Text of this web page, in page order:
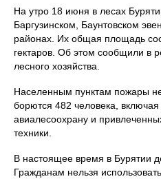
На утро 18 июня в лесах
Баргузинском, Баунтовском
районах. Их общая площадь
гектаров. Об этом сообщили в
лесного хозяйства.
Населенным пунктам пожары
борются 482 человека,
авиалесоохрану и
техники.
В настоящее время в Бурятии
Гражданам нельзя